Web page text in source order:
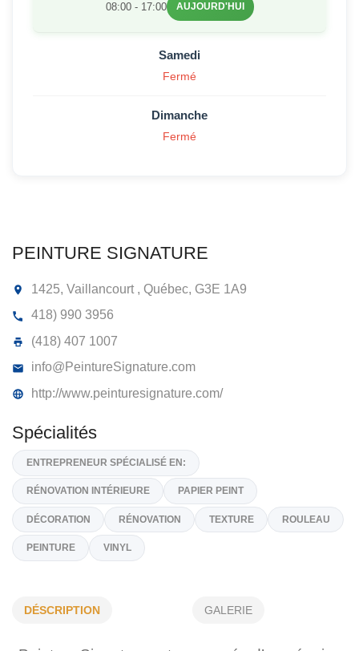
PEINTURE SIGNATURE
418) 990 3956
(418) 407 1007
info@PeintureSignature.com
http://www.peinturesignature.com/
Spécialités
DÉSCRIPTION GALERIE
08:00 - 17:00 AUJOURD'HUI
Samedi
Fermé
Dimanche
Fermé